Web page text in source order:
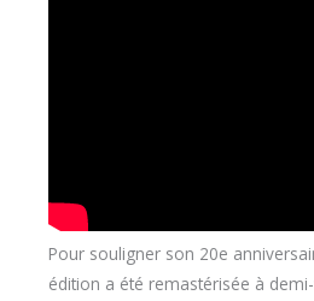
Pour souligner son 20e
édition a été remastérisée à